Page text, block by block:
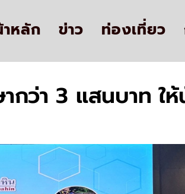
หลัก ข่าว ท่องเที่ยว
ว่า 3 แสนบาท ให้